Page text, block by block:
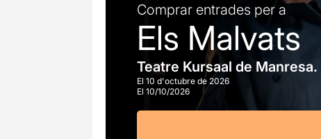
Comprar entrades per a
Els Malvats
Teatre Kursaal de Manresa.
El 10 d'octubre de 2026
El 10/10/2026